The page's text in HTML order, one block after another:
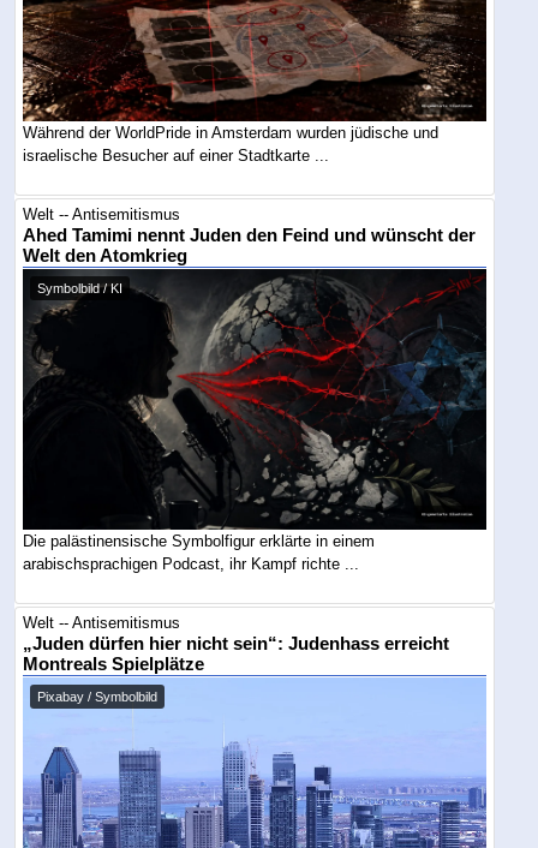
Während der WorldPride in Amsterdam wurden jüdische und
israelische Besucher auf einer Stadtkarte ...
Welt -- Antisemitismus
Ahed Tamimi nennt Juden den Feind und wünscht der
Welt den Atomkrieg
Symbolbild / KI
Die palästinensische Symbolfigur erklärte in einem
arabischsprachigen Podcast, ihr Kampf richte ...
Welt -- Antisemitismus
„Juden dürfen hier nicht sein“: Judenhass erreicht
Montreals Spielplätze
Pixabay / Symbolbild